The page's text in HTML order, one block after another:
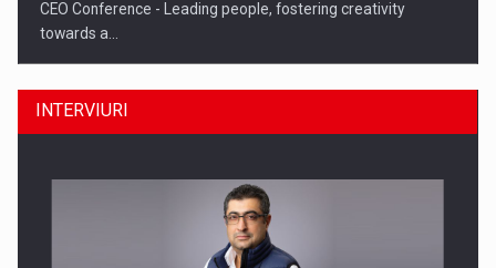
CEO Conference - Leading people, fostering creativity
towards a…
INTERVIURI